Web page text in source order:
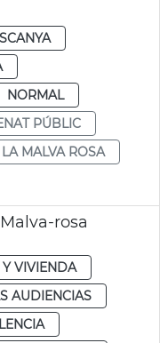
NORMAL
PÚBLIC
LA MALVA ROSA
rosa
VIVIENDA
AUDIENCIAS